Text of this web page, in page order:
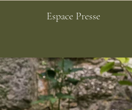
Espace Presse